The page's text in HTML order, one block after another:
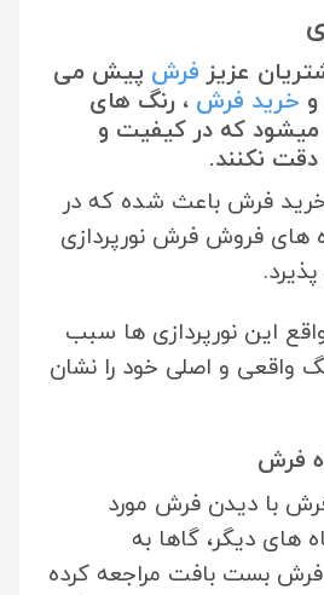
عزیز فرش پیش می
خرید فرش ، رنگ های
که در کیفیت و
نکنند.
خرید فرش باعث شده که در
های فروش فرش نورپردازی
این نورپردازی ها سبب
واقعی و اصلی خود را نشان
فرش
فرش با دیدن فرش مورد
های دیگر، گاها به
فرش بست بافت مراجعه کرده